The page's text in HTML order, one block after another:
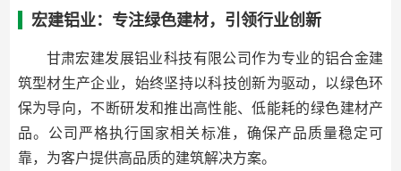
宏建铝业：专注绿色建材，引领行业创新
甘肃宏建发展铝业科技有限公司作为专业的铝合金建
筑型材生产企业，始终坚持以科技创新为驱动，以绿色环
保为导向，不断研发和推出高性能、低能耗的绿色建材产
品。公司严格执行国家相关标准，确保产品质量稳定可
靠，为客户提供高品质的建筑解决方案。